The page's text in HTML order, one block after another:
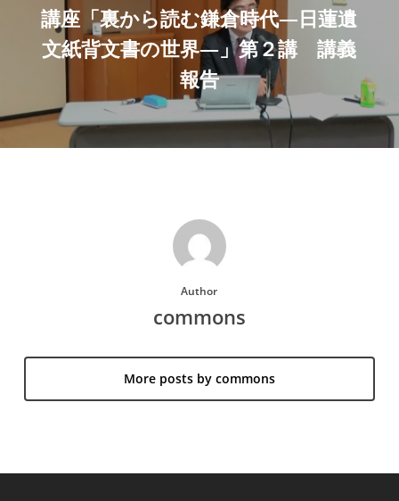
講座「裏から読む鎌倉時代—日蓮遺
文紙背文書の世界—」第２講 講義
報告
Author
commons
More posts by commons